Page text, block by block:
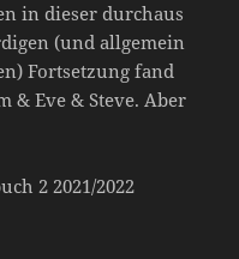
in dieser durchaus
(und allgemein
Fortsetzung fand
& Eve & Steve. Aber
2 2021/2022